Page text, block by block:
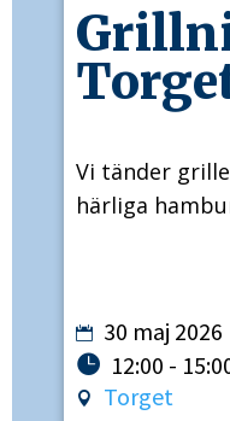
Vi tänder
härliga
30 maj 2026
12:00 -
Torget